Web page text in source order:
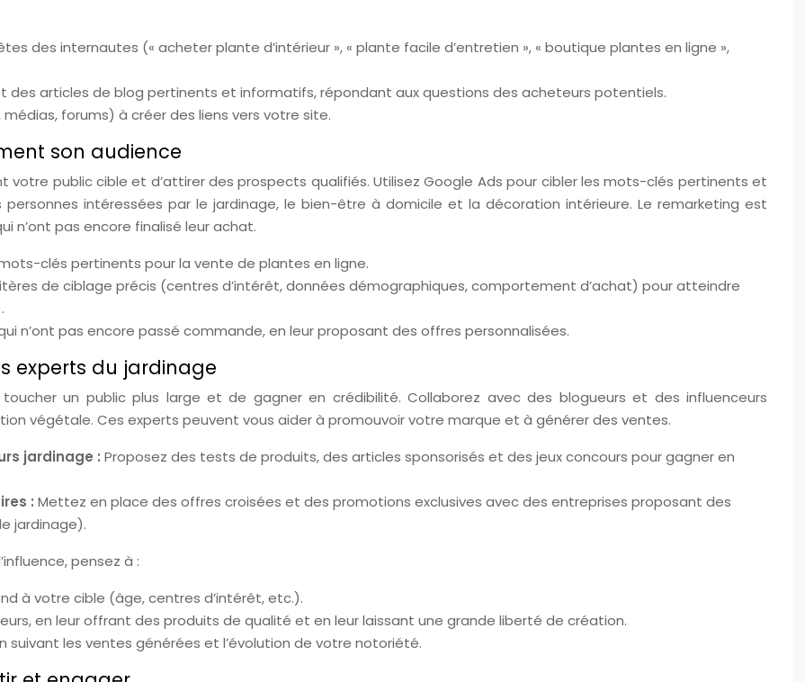
des internautes (« acheter plante d’intérieur », « plante facile d’entretien », « boutique plantes en ligne »,
des articles de blog pertinents et informatifs, répondant aux questions des acheteurs potentiels.
forums) à créer des liens vers votre site.
son audience
votre public cible et d’attirer des prospects qualifiés. Utilisez Google Ads pour cibler les mots-clés pertinents et
intéressées par le jardinage, le bien-être à domicile et la décoration intérieure. Le remarketing est
n’ont pas encore finalisé leur achat.
clés pertinents pour la vente de plantes en ligne.
de ciblage précis (centres d’intérêt, données démographiques, comportement d’achat) pour atteindre
n’ont pas encore passé commande, en leur proposant des offres personnalisées.
experts du jardinage
un public plus large et de gagner en crédibilité. Collaborez avec des blogueurs et des influenceurs
végétale. Ces experts peuvent vous aider à promouvoir votre marque et à générer des ventes.
jardinage : Proposez des tests de produits, des articles sponsorisés et des jeux concours pour gagner en
: Mettez en place des offres croisées et des promotions exclusives avec des entreprises proposant des
jardinage).
pensez à :
à votre cible (âge, centres d’intérêt, etc.).
en leur offrant des produits de qualité et en leur laissant une grande liberté de création.
suivant les ventes générées et l’évolution de votre notoriété.